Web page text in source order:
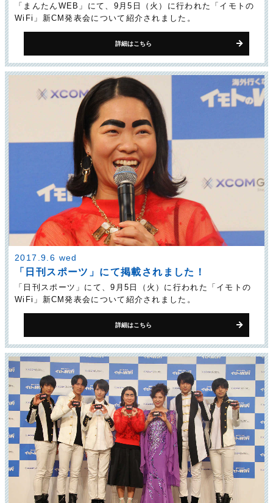
「まんたんWEB」にて、9月5日（火）に行われた「イモトの
WiFi」新CM発表会について紹介されました。
詳細はこちら
2017.9.6 wed
「日刊スポーツ」にて掲載されました！
「日刊スポーツ」にて、9月5日（火）に行われた「イモトの
WiFi」新CM発表会について紹介されました。
詳細はこちら